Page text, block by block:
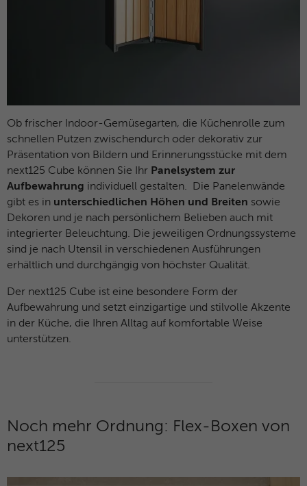
Ob frischer Indoor-Gemüsegarten, die Küchenrolle zum
schnellen Putzen zwischendurch oder dekorativ zur
Präsentation von Bildern und Erinnerungsstücke mit dem
next125 Cube können Sie Ihr Panelsystem zur
Aufbewahrung individuell gestalten. Die Panelenwände
gibt es in unterschiedlichen Höhen und Breiten sowie
Dekoren und je nach persönlichem Belieben auch mit
integrierter Beleuchtung. Die jeweiligen Ordnungssysteme
sind je nach Utensil in verschiedenen Ausführungen
erhältlich und durchgängig von höchster Qualität.
Der next125 Cube ist eine besondere Form der
Aufbewahrung und setzt einzigartige und stilvolle Akzente
in der Küche, die Ihren Alltag auf komfortable Weise
unterstützen.
Noch mehr Ordnung: Flex-Boxen von
next125